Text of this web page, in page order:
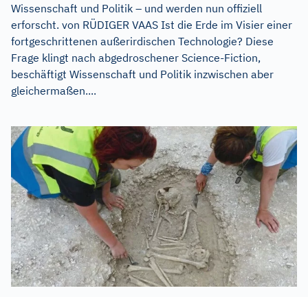
Wissenschaft und Politik – und werden nun offiziell
erforscht. von RÜDIGER VAAS Ist die Erde im Visier einer
fortgeschrittenen außerirdischen Technologie? Diese
Frage klingt nach abgedroschener Science-Fiction,
beschäftigt Wissenschaft und Politik inzwischen aber
gleichermaßen....